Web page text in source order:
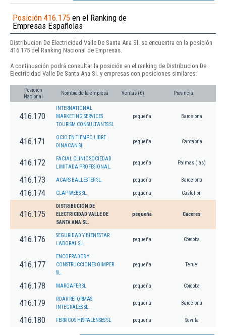
Posición 416.175 en el Ranking de
Empresas Españolas
Distribucion De Electricidad Valle De Santa Ana Sl. se encuentra en la posición
416.175 del Ranking Nacional de Empresas.
A continuación podrá consultar la posición en el ranking de Distribucion De
Electricidad Valle De Santa Ana Sl. y empresas con posiciones similares:
Posición
Nacional
Nombre de la empresa Ventas (€) Provincia
416.170
INTERNATIONAL
MARKETING SERVICES
TOURISM CONSULTANTS SL
pequeña Barcelona
416.171
OCIO EN TIEMPO LIBRE
DINACAN SL
pequeña Cantabria
416.172
FACIAL CLINIC SOCIEDAD
LIMITADA PROFESIONAL.
pequeña Palmas (las)
416.173 ACARS BALLESTER SL. pequeña Barcelona
416.174 CLAP WEBS SL. pequeña Castellon
416.175
DISTRIBUCION DE
ELECTRICIDAD VALLE DE
SANTA ANA SL.
pequeña Cáceres
416.176
SEGURIDAD Y BIENESTAR
LABORAL SL.
pequeña Córdoba
416.177
ENCOFRADOS Y
CONSTRUCCIONES GIMPER
SL.
pequeña Teruel
416.178 MARGAFER SL pequeña Córdoba
416.179
ROAR REFORMAS
INTEGRALES SL.
pequeña Barcelona
416.180 FERRICOS HISPALENSES SL pequeña Sevilla